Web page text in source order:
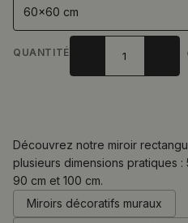
60x60 cm
QUANTITÉ
0.00€
Découvrez notre miroir
plusieurs dimensions pratiques :
90 cm et 100 cm.
Miroirs décoratifs muraux